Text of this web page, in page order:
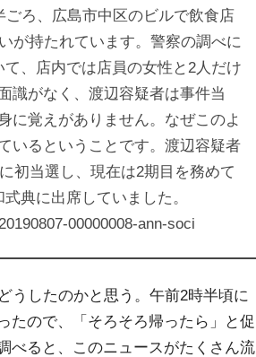
ろ、広島市中区のビルで飲食店
が持たれています。警察の調べに
、店内では店員の女性と2人だけ
識がなく、渡辺容疑者は事件当
に覚えがありません。なぜこのよ
いるということです。渡辺容疑者
初当選し、現在は2期目を務めて
典に出席していました。
00000008-ann-soci
うしたのかと思う。午前2時半頃に
たので、「そろそろ帰ったら」と促
べると、このニュースがたくさん流